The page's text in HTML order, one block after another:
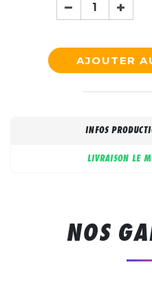
AJOUTER
INFOS
LIVRAISON LE
NOS